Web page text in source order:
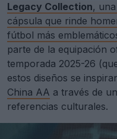
Legacy Collection,
cápsula que rinde
fútbol más
parte de la equipación
temporada 2025-26
estos diseños se
China AA a través de
referencias culturales.